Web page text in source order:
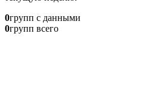
0групп с данными
0групп всего